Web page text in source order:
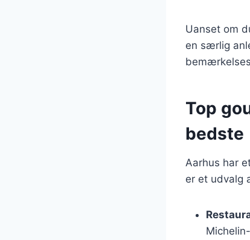
Uanset om
en særlig
Top
bedste
Aarhus har
er et udvalg